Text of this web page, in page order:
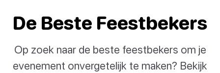
De Beste Feestbekers
Op zoek naar de beste feestbekers om je
evenement onvergetelijk te maken? Bekijk